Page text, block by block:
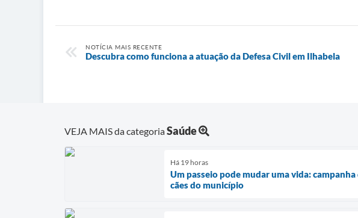
NOTÍCIA MAIS RECENTE
Descubra como funciona a atuação da Defesa Civil em Ilhabela
VEJA MAIS da categoriaSaúde
Há 19 horas
Um passeio pode mudar uma vida:
cães do município